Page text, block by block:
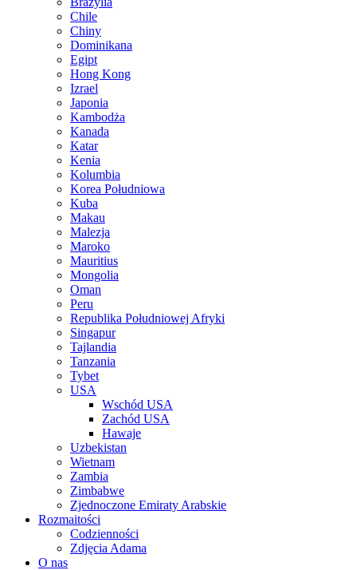
Chile
Chiny
Dominikana
Egipt
Hong Kong
Izrael
Japonia
Kambodża
Kanada
Katar
Kenia
Kolumbia
Korea Południowa
Kuba
Makau
Malezja
Maroko
Mauritius
Mongolia
Oman
Peru
Republika Południowej Afryki
Singapur
Tajlandia
Tanzania
Tybet
USA
Wschód USA
Zachód USA
Hawaje
Uzbekistan
Wietnam
Zambia
Zimbabwe
Zjednoczone Emiraty Arabskie
Rozmaitości
Codzienności
Zdjęcia Adama
O nas